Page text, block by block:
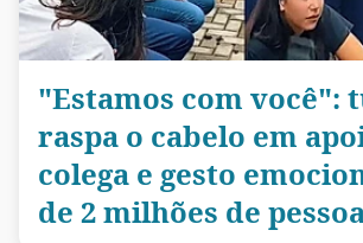
"Estamos com você":
raspa o cabelo em
colega e gesto
de 2 milhões de